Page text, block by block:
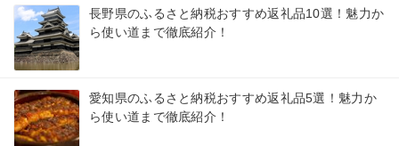
長野県のふるさと納税おすすめ返礼品10選！魅力か
ら使い道まで徹底紹介！
愛知県のふるさと納税おすすめ返礼品5選！魅力か
ら使い道まで徹底紹介！